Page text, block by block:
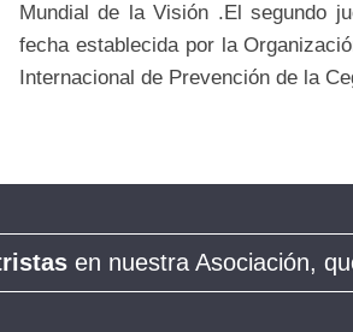
Mundial de la Visión .El segundo
fecha establecida por la
Internacional de Prevención de la
en nuestra Asociación,